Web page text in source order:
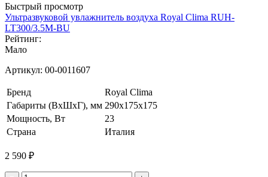
Быстрый просмотр
Ультразвуковой увлажнитель воздуха Royal Clima RUH-
LT300/3.5M-BU
Рейтинг:
Мало
Артикул: 00-0011607
Бренд
Royal Clima
Габариты (ВхШхГ), мм 290х175х175
Мощность, Вт
23
Страна
Италия
2 590 ₽